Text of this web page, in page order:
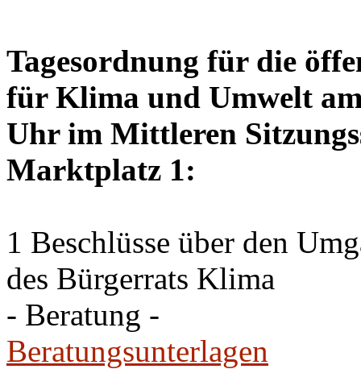
Tagesordnung für die
für Klima und Umwelt
Uhr im Mittleren
Marktplatz 1:
1 Beschlüsse über den
des Bürgerrats Klima
- Beratung -
Beratungsunterlagen